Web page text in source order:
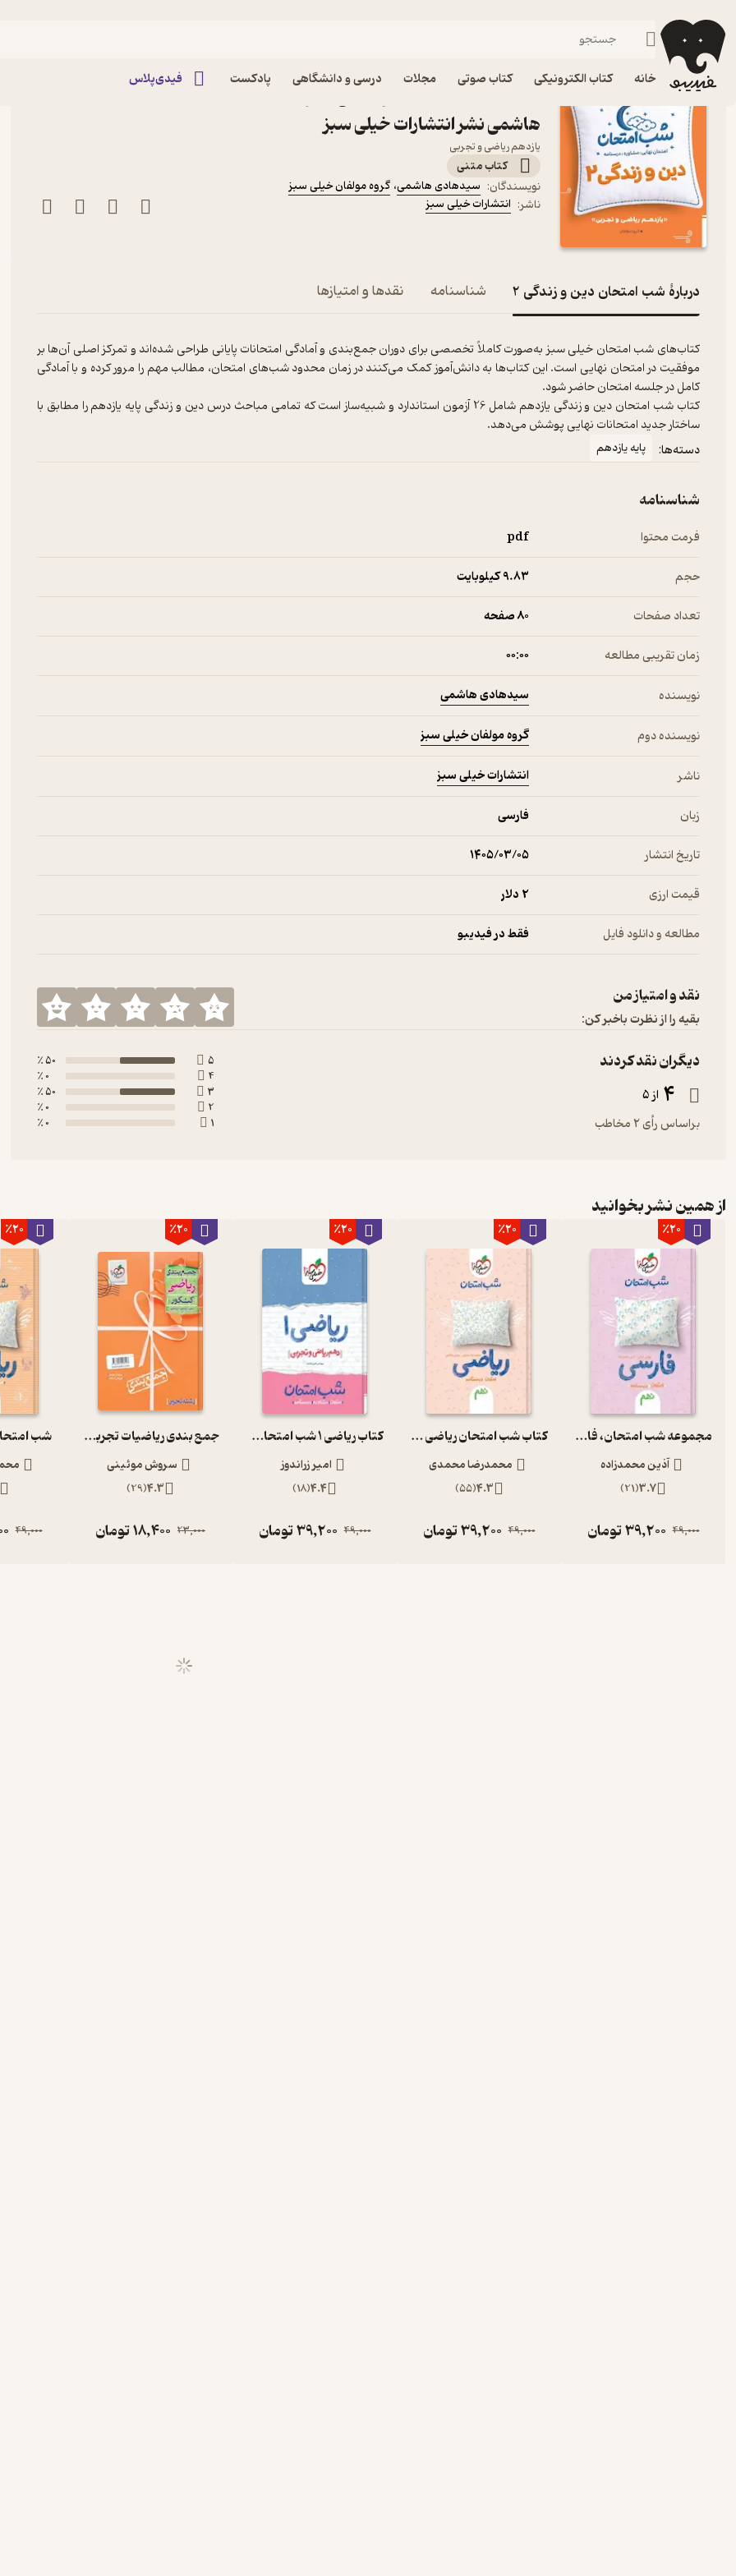
خانه کتاب الکترونیکی کتاب صوتی مجلات درسی و دانشگاهی پادکست فیدی‌پلاس
فیدیبو کتاب درسی، کتاب کمک درسی
هاشمی نشر انتشارات خیلی سبز
یازدهم ریاضی و تجربی
کتاب متنی
نویسندگان: سیدهادی هاشمی، گروه مولفان خیلی سبز
ناشر: انتشارات خیلی سبز
دربارۀ شب امتحان دین و زندگی 2 شناسنامه نقدها و امتیازها
کتاب‌های شب امتحان خیلی سبز به‌صورت کاملاً تخصصی برای دوران جمع‌بندی و آمادگی امتحانات پایانی طراحی شده‌اند و تمرکز اصلی آن‌ها بر
موفقیت در امتحان نهایی است. این کتاب‌ها به دانش‌آموز کمک می‌کنند در زمان محدود شب‌های امتحان، مطالب مهم را مرور کرده و با آمادگی
کامل در جلسه امتحان حاضر شود.
کتاب شب امتحان دین و زندگی یازدهم شامل 26 آزمون استاندارد و شبیه‌ساز است که تمامی مباحث درس دین و زندگی پایه یازدهم را مطابق با
ساختار جدید امتحانات نهایی پوشش می‌دهد.
دسته‌ها: پایه یازدهم
شناسنامه
فرمت محتوا pdf
حجم 9.۸۳ کیلوبایت
تعداد صفحات 80 صفحه
زمان تقریبی مطالعه ۰۰:۰۰
نویسنده سیدهادی هاشمی
نویسنده دوم گروه مولفان خیلی سبز
ناشر انتشارات خیلی سبز
زبان فارسی
تاریخ انتشار ۱۴۰۵/۰۳/۰۵
قیمت ارزی 2 دلار
مطالعه و دانلود فایل فقط در فیدیبو
نقد و امتیاز من
بقیه را از نظرت باخبر کن:
دیگران نقد کردند
4 از 5
براساس رأی 2 مخاطب
5
50 ٪
4
0 ٪
3
50 ٪
2
0 ٪
1
0 ٪
از همین نشر بخوانید
٪20
مجموعه شب امتحان، فارسی نهم
آذین محمدزاده
3.7
(
21
)
49,000
39,200تومان
٪20
کتاب شب امتحان ریاضی نهم
محمدرضا محمدی
4.3
(
55
)
49,000
39,200تومان
٪20
کتاب ریاضی 1 شب امتحان (دهم ریاضی و تجربی)
امیر زراندوز
4.4
(
18
)
49,000
39,200تومان
٪20
جمع بندی ریاضیات تجربی کنکور
سروش موئینی
4.3
(
29
)
23,000
18,400تومان
٪20
شب
49,000